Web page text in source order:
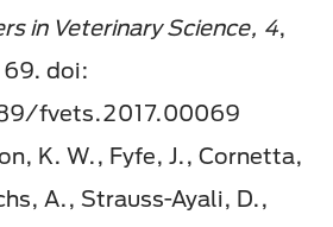
in Veterinary Science, 4,
doi:
fvets.2017.00069
K. W., Fyfe, J., Cornetta,
A., Strauss-Ayali, D.,